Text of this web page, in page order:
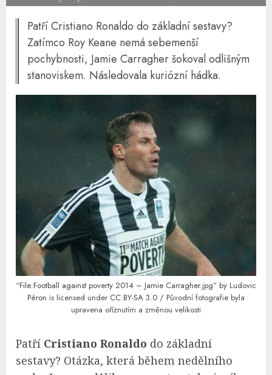
Patří Cristiano Ronaldo do základní sestavy?
Zatímco Roy Keane nemá sebemenší
pochybnosti, Jamie Carragher šokoval odlišným
stanoviskem. Následovala kuriózní hádka.
“File:Football against poverty 2014 – Jamie Carragher.jpg” by Ludovic
Péron is licensed under CC BY-SA 3.0 / Původní fotografie byla
upravena oříznutím a změnou velikosti
Patří Cristiano Ronaldo do základní
sestavy? Otázka, která během nedělního